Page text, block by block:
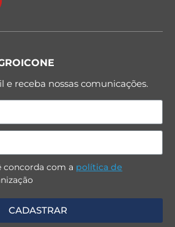
e receba nossas comunicações.
concorda com a política de